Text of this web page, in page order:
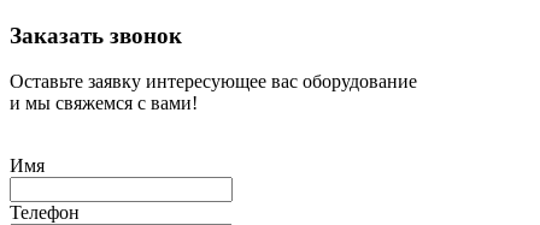
Заказать звонок
Оставьте заявку интересующее вас оборудование
и мы свяжемся с вами!
Имя
Телефон